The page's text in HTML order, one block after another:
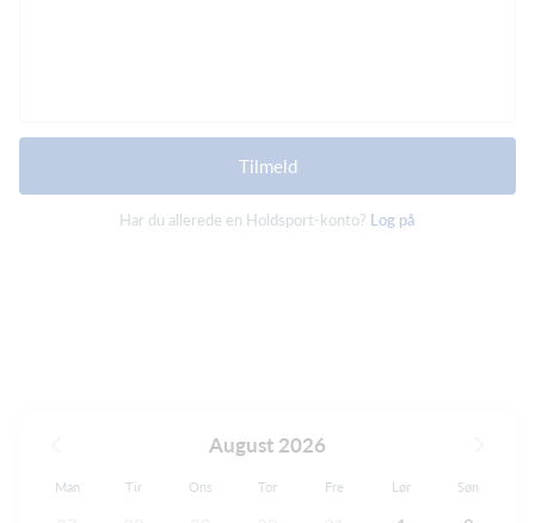
Tilmeld
Har du allerede en Holdsport-konto? Log på
August 2026
Man Tir Ons Tor Fre Lør Søn